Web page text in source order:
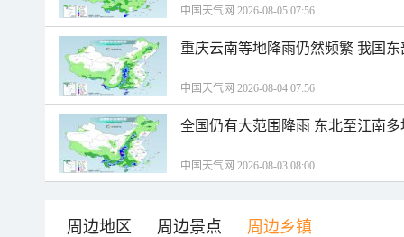
中国天气网 2026-08-05 07:56
重庆云南等地降雨仍然频繁 我国
中国天气网 2026-08-04 07:56
全国仍有大范围降雨 东北至江南
中国天气网 2026-08-03 08:00
周边地区 周边景点 周边乡镇